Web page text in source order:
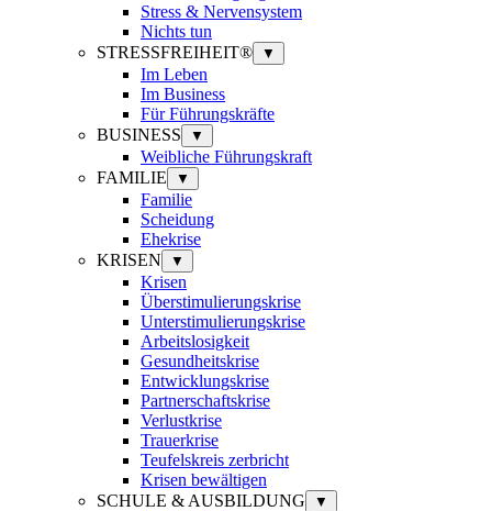
Stress & Nervensystem
Nichts tun
STRESSFREIHEIT®
▼
Im Leben
Im Business
Für Führungskräfte
BUSINESS
▼
Weibliche Führungskraft
FAMILIE
▼
Familie
Scheidung
Ehekrise
KRISEN
▼
Krisen
Überstimulierungskrise
Unterstimulierungskrise
Arbeitslosigkeit
Gesundheitskrise
Entwicklungskrise
Partnerschaftskrise
Verlustkrise
Trauerkrise
Teufelskreis zerbricht
Krisen bewältigen
SCHULE & AUSBILDUNG
▼